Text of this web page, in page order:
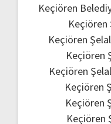
Keçiören
Keçiören
Keçiören
Keçiören
Keçiören
Keçiören
Keçiören
Keçiören